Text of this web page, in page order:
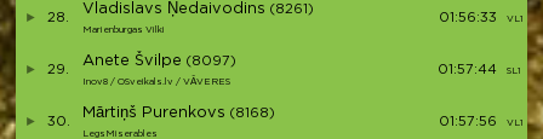
28.
Vladislavs Ņedaivodins (8261)
Marienburgas Vilki
01:56:33 VL1 (22)
29.
Anete Švilpe (8097)
Inov8 / OSveikals.lv / VĀVERES
01:57:44 SL1 (1)
30.
Mārtiņš Purenkovs (8168)
LegsMiserables
01:57:56 VL1 (23)